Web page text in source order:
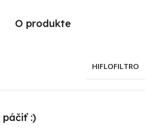
O produkte
HIFLOFILTRO
páčiť :)